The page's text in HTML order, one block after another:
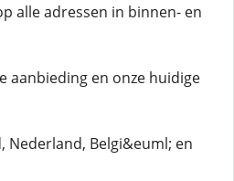
alle adressen in binnen- en
aanbieding en onze huidige
Nederland, Belgi&euml; en